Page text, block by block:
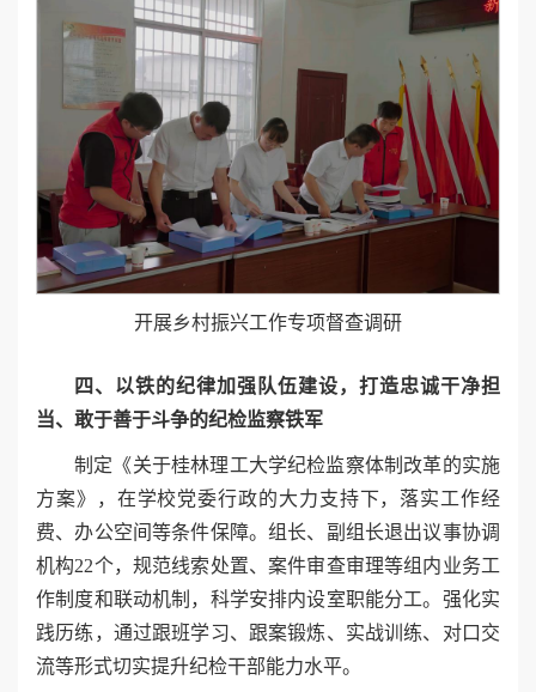
开展乡村振兴工作专项督查调研
四、以铁的纪律加强队伍建设，打造忠诚干净担
当、敢于善于斗争的纪检监察铁军
制定《关于桂林理工大学纪检监察体制改革的实施
方案》，在学校党委行政的大力支持下，落实工作经
费、办公空间等条件保障。组长、副组长退出议事协调
机构22个，规范线索处置、案件审查审理等组内业务工
作制度和联动机制，科学安排内设室职能分工。强化实
践历练，通过跟班学习、跟案锻炼、实战训练、对口交
流等形式切实提升纪检干部能力水平。